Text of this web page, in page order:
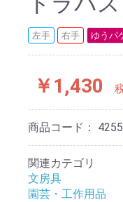
草取鎌
園芸はさみ
メジャー・曲尺
カッター
工作用具・その他
左手 右手 ゆうパ
￥1,430
商品コード：
関連カテゴリ
文房具
園芸・工作用品